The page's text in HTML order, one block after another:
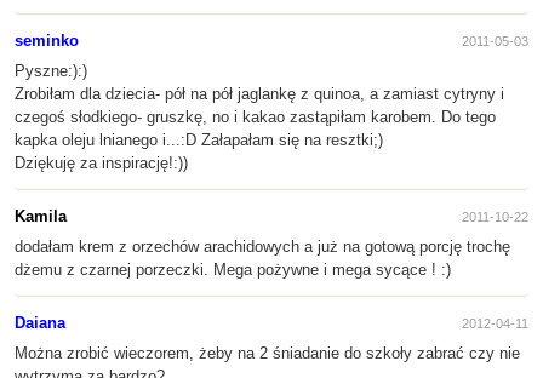
seminko 2011-05-03
Pyszne:):)
Zrobiłam dla dziecia- pół na pół jaglankę z quinoa, a zamiast cytryny i
czegoś słodkiego- gruszkę, no i kakao zastąpiłam karobem. Do tego
kapka oleju lnianego i...:D Załapałam się na resztki;)
Dziękuję za inspirację!:))
Kamila 2011-10-22
dodałam krem z orzechów arachidowych a już na gotową porcję trochę
dżemu z czarnej porzeczki. Mega pożywne i mega sycące ! :)
Daiana 2012-04-11
Można zrobić wieczorem, żeby na 2 śniadanie do szkoły zabrać czy nie